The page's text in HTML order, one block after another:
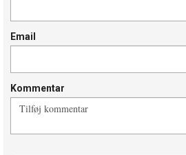
Email
Kommentar